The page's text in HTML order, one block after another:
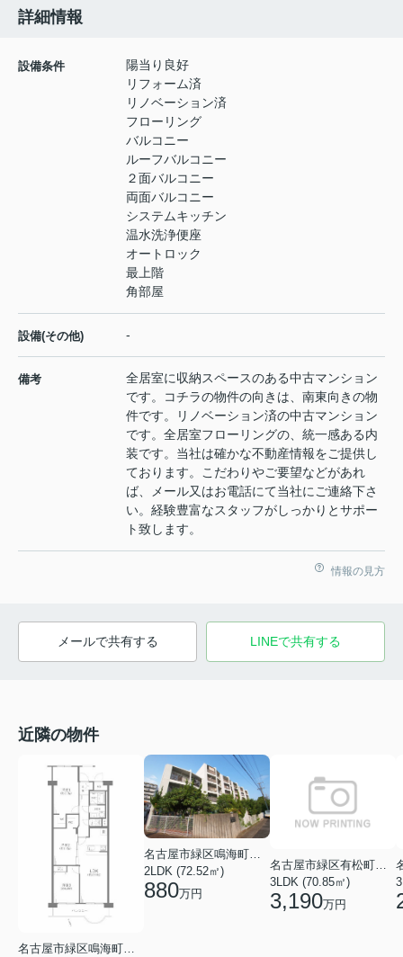
詳細情報
設備条件
陽当り良好
リフォーム済
リノベーション済
フローリング
バルコニー
ルーフバルコニー
２面バルコニー
両面バルコニー
システムキッチン
温水洗浄便座
オートロック
最上階
角部屋
設備(その他) -
備考
全居室に収納スペースのある中古マンション
です。コチラの物件の向きは、南東向きの物
件です。リノベーション済の中古マンション
です。全居室フローリングの、統一感ある内
装です。当社は確かな不動産情報をご提供し
ております。こだわりやご要望などがあれ
ば、メール又はお電話にて当社にご連絡下さ
い。経験豊富なスタッフがしっかりとサポー
ト致します。
情報の見方
メールで共有する LINEで共有する
近隣の物件
2LDK (72.52㎡)
880万円
3LDK (70.85㎡)
3,190万円